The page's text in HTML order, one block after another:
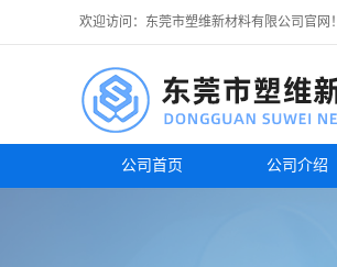
欢迎访问：东莞市塑维新材料有限公司官网！
公司首页 公司介绍